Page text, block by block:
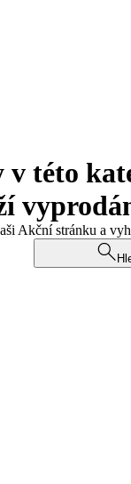
této
Akční stránku a